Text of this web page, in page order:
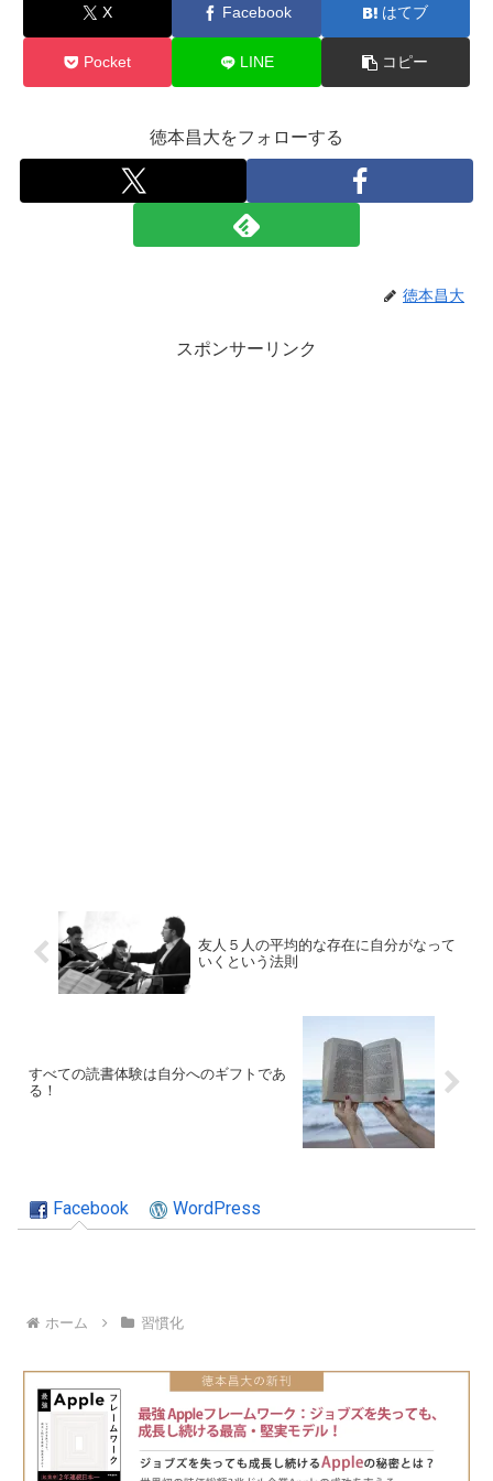
X Facebook はてブ
Pocket LINE コピー
徳本昌大をフォローする
徳本昌大
スポンサーリンク
友人５人の平均的な存在に自分がなって
いくという法則
すべての読書体験は自分へのギフトであ
る！
Facebook WordPress
ホーム 習慣化